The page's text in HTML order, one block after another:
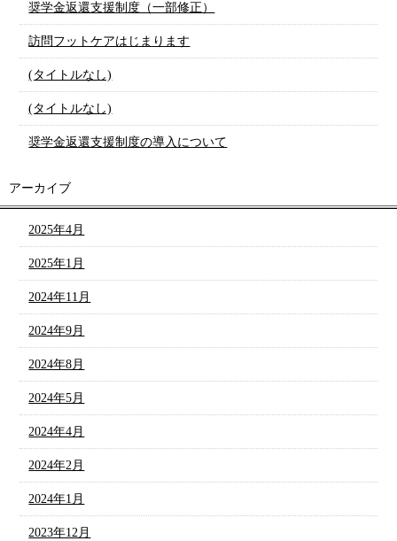
奨学金返還支援制度（一部修正）
訪問フットケアはじまります
(タイトルなし)
(タイトルなし)
奨学金返還支援制度の導入について
アーカイブ
2025年4月
2025年1月
2024年11月
2024年9月
2024年8月
2024年5月
2024年4月
2024年2月
2024年1月
2023年12月